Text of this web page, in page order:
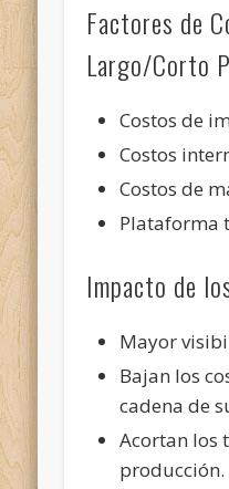
Factores de
Largo/Corto
Costos de
Costos
Costos de
Plataforma
Impacto de
Mayor
Bajan los
cadena de
Acortan los
producción.